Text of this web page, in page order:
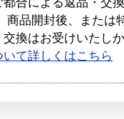
都合による返品・交
商品開封後、または
交換はお受けいたし
て詳しくはこちら